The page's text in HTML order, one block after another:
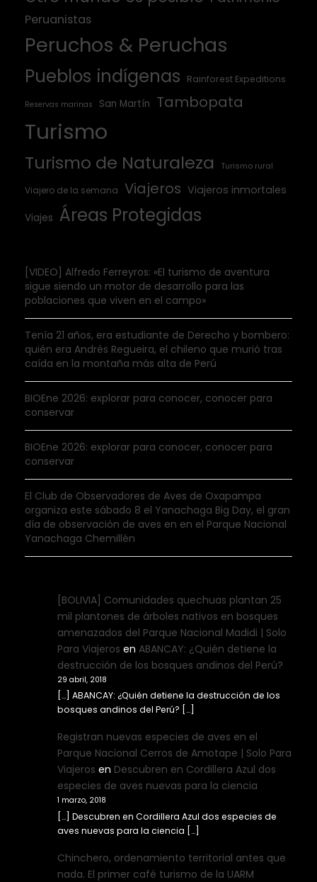
Peruanistas
Peruchos & Peruchas
Pueblos indígenas Rainforest Expeditions
Reservas marinas San Martín Tambopata
Turismo
Turismo de Naturaleza Turismo rural
Viajero de la semana Viajeros Viajeros inmortales
Viajes Áreas Protegidas
[VIDEO] Alfredo Ferreyros: «El turismo de aventura
sigue siendo un motor de desarrollo para las
poblaciones que viven en el campo»
Tenía 21 años, era estudiante de Derecho y bombero:
quién era Andrés Regueira, el chileno que murió tras
caída en la montaña más alta de Perú
BIOEne 2026: explorar para conocer, conocer para
conservar
BIOEne 2026: explorar para conocer, conocer para
conservar
El Club de Observadores de Aves de Oxapampa
organiza este sábado 8 el Yanachaga Big Day, el gran
día de observación de aves en en el Parque Nacional
Yanachaga Chemillén
[BOLIVIA] Comunidades quechuas plantan 25
mil plantones de árboles nativos en bosques
amenazados del Parque Nacional Madidi | Solo
Para Viajeros en ABANCAY: ¿Quién detiene la
destrucción de los bosques andinos del Perú?
29 abril, 2018
[…] ABANCAY: ¿Quién detiene la destrucción de los
bosques andinos del Perú? […]
Registran nuevas especies de aves en el
Parque Nacional Cerros de Amotape | Solo Para
Viajeros en Descubren en Cordillera Azul dos
especies de aves nuevas para la ciencia
1 marzo, 2018
[…] Descubren en Cordillera Azul dos especies de
aves nuevas para la ciencia […]
Chinchero, ordenamiento territorial antes que
nada. El primer café turismo de la UARM